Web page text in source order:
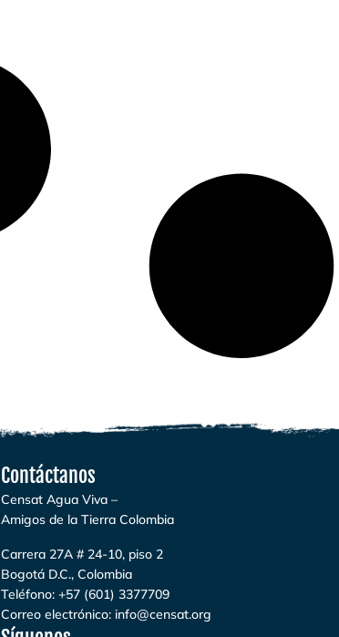
Contáctanos
Censat Agua Viva –
Amigos de la Tierra Colombia
Carrera 27A # 24-10, piso 2
Bogotá D.C., Colombia
Teléfono: +57 (601) 3377709
Correo electrónico: info@censat.org